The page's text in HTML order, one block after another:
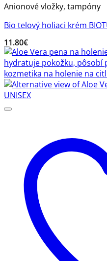
Anionové vložky, tampóny
Bio telový holiaci krém
11.80€